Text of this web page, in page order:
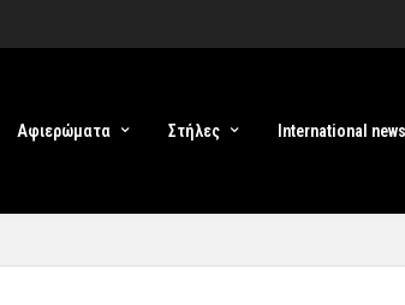
Αφιερώματα Στήλες International news